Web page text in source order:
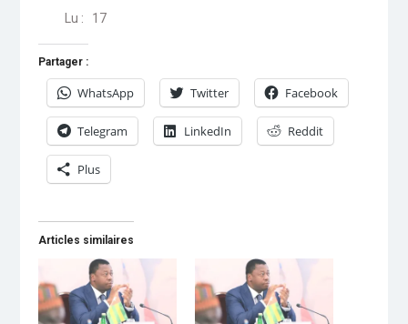
Lu : 17
Partager :
WhatsApp Twitter Facebook
Telegram LinkedIn Reddit
Plus
Articles similaires